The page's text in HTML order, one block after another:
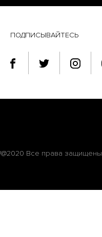
ПОДПИСЫВАЙТЕСЬ
Все права защищены